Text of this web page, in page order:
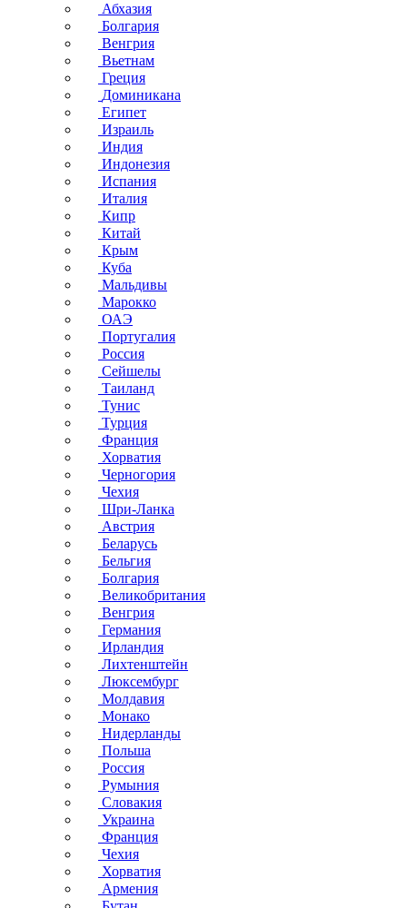
Абхазия
Болгария
Венгрия
Вьетнам
Греция
Доминикана
Египет
Израиль
Индия
Индонезия
Испания
Италия
Кипр
Китай
Крым
Куба
Мальдивы
Марокко
ОАЭ
Португалия
Россия
Сейшелы
Таиланд
Тунис
Турция
Франция
Хорватия
Черногория
Чехия
Шри-Ланка
Австрия
Беларусь
Бельгия
Болгария
Великобритания
Венгрия
Германия
Ирландия
Лихтенштейн
Люксембург
Молдавия
Монако
Нидерланды
Польша
Россия
Румыния
Словакия
Украина
Франция
Чехия
Хорватия
Армения